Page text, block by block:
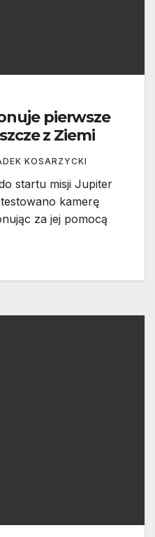
pierwsze
z Ziemi
KOSARZYCKI
startu misji Jupiter
kamerę
za jej pomocą